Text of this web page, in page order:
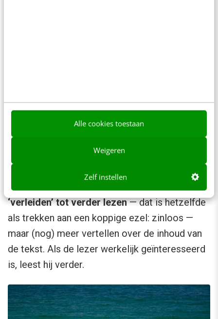
Alle cookies toestaan
Weigeren
Zelf instellen
Geef een samenvatting van je tekst
De lead of inleiding van je tekst, vertelt je hele
verhaal nog een keer. Nu gebruik je iets meer
woorden en misschien wat meer details. Je
wilt de lezer in de inleiding
‘verleiden’ tot verder lezen— dat is hetzelfde
als trekken aan een koppige ezel: zinloos —
maar (nog) meer vertellen over de inhoud van
de tekst. Als de lezer werkelijk geïnteresseerd
is, leest hij verder.